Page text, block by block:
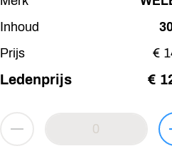
Inhoud
Prijs
€
Ledenprijs €